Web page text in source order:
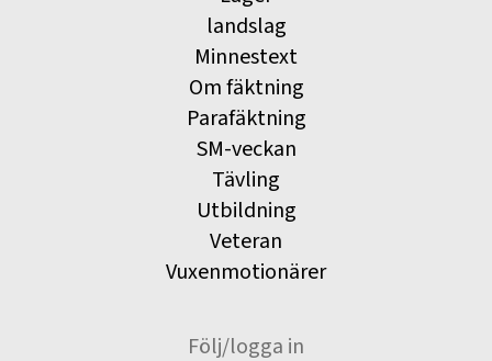
landslag
Minnestext
Om fäktning
Parafäktning
SM-veckan
Tävling
Utbildning
Veteran
Vuxenmotionärer
Följ/logga in